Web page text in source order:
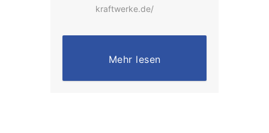
kraftwerke.de/
Mehr lesen